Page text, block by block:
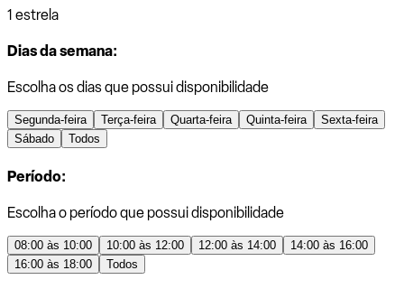
1 estrela
Dias da semana:
Escolha os dias que possui disponibilidade
Segunda-feira Terça-feira Quarta-feira Quinta-feira
Sexta-feira
Sábado
Todos
Período:
Escolha o período que possui disponibilidade
08:00 às 10:00 10:00 às 12:00 12:00 às 14:00
14:00 às 16:00
16:00 às 18:00
Todos